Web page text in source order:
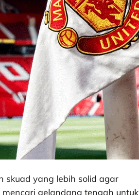
skuad yang lebih solid agar
gelandang tengah untuk